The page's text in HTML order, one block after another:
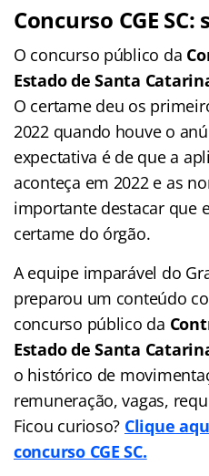
Concurso CGE
O concurso público da
Estado de Santa
O certame deu os
2022 quando houve o
expectativa é de que a
aconteça em 2022 e as
importante destacar que
certame do órgão.
A equipe imparável do
preparou um conteúdo
concurso público da
Estado de Santa
o histórico de
remuneração, vagas,
Ficou curioso? Clique
concurso CGE SC.